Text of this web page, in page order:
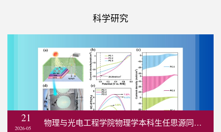
科学研究
21
2026-05 物理与光电工程学院物理学本科生任思源同学以第一作者在自然指数期刊Chemi...